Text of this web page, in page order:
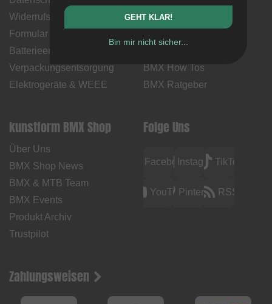
Widerrufsbelehrung &
Formular
Batterieentsorgung
Verpackungsentsorgung
Elektrogeräte & WEEE
Versandkosten &
BMX How Tos
BMX Ratgeber
kunstform BMX Shop
Über Uns
BMX Shop News
BMX & MTB Team
BMX Events
Produkt Archiv
Trustpilot
Folge Uns
FacebookInstagramTikTok
YouTubePinterest RSS
Zahlungsweisen
GEHT KLAR!
Bin mir nicht sicher...